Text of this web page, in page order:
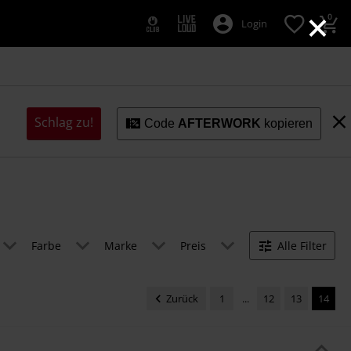
×
Login 0
Schlag zu! Code AFTERWORK kopieren
Farbe Marke Preis Alle Filter
Zurück 1 ... 12 13 14